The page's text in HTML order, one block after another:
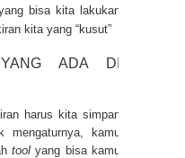
bisa kita lakukan
kita yang “kusut”
ADA DI
harus kita simpan
mengaturnya, kamu
tool yang bisa kamu